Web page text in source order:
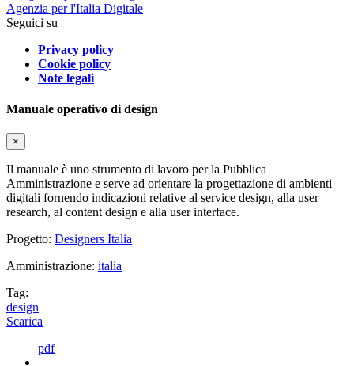
Agenzia per l'Italia Digitale
Seguici su
Privacy policy
Cookie policy
Note legali
Manuale operativo di design
×
Il manuale è uno strumento di lavoro per la Pubblica
Amministrazione e serve ad orientare la progettazione di ambienti
digitali fornendo indicazioni relative al service design, alla user
research, al content design e alla user interface.
Progetto: Designers Italia
Amministrazione: italia
Tag:
design
Scarica
pdf